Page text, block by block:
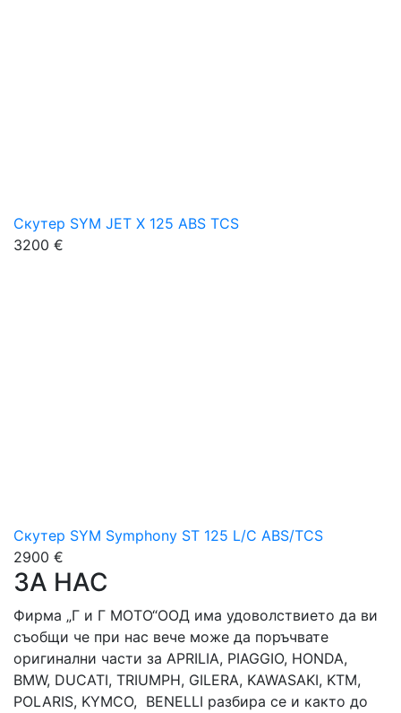
Скутер SYM JET X 125 ABS TCS
3200 €
Скутер SYM Symphony ST 125 L/C ABS/TCS
2900 €
ЗА НАС
Фирма „Г и Г МОТО“ООД има удоволствието да ви
съобщи че при нас вече може да поръчвате
оригинални части за APRILIA, PIAGGIO, HONDA,
BMW, DUCATI, TRIUMPH, GILERA, KAWASAKI, KTM,
POLARIS, KYMCO, BENELLI разбира се и както до